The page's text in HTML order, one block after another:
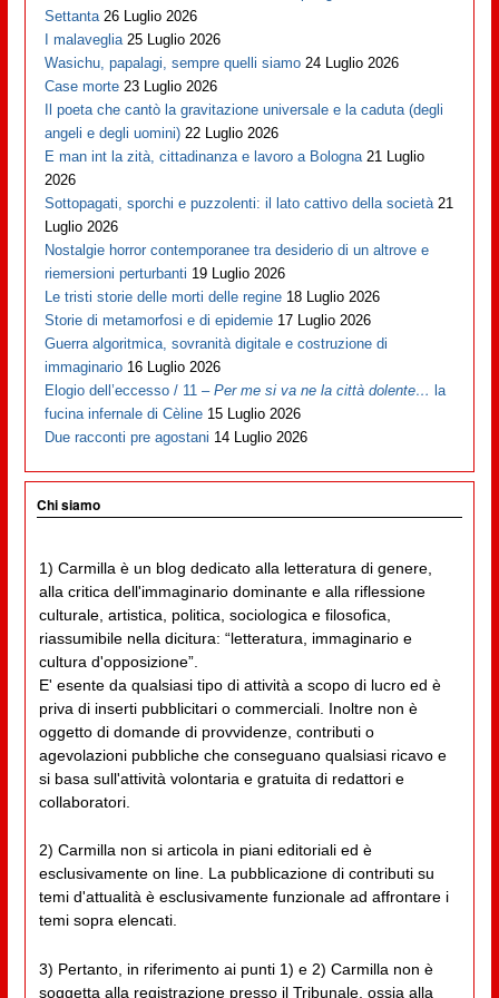
Settanta 26 Luglio 2026
I malaveglia 25 Luglio 2026
Wasichu, papalagi, sempre quelli siamo 24 Luglio 2026
Case morte 23 Luglio 2026
Il poeta che cantò la gravitazione universale e la caduta (degli
angeli e degli uomini) 22 Luglio 2026
E man int la zità, cittadinanza e lavoro a Bologna 21 Luglio
2026
Sottopagati, sporchi e puzzolenti: il lato cattivo della società 21
Luglio 2026
Nostalgie horror contemporanee tra desiderio di un altrove e
riemersioni perturbanti 19 Luglio 2026
Le tristi storie delle morti delle regine 18 Luglio 2026
Storie di metamorfosi e di epidemie 17 Luglio 2026
Guerra algoritmica, sovranità digitale e costruzione di
immaginario 16 Luglio 2026
Elogio dell’eccesso / 11 –Per me si va ne la città dolente… la
fucina infernale di Cèline 15 Luglio 2026
Due racconti pre agostani 14 Luglio 2026
Chi siamo
1) Carmilla è un blog dedicato alla letteratura di genere,
alla critica dell'immaginario dominante e alla riflessione
culturale, artistica, politica, sociologica e filosofica,
riassumibile nella dicitura: “letteratura, immaginario e
cultura d'opposizione”.
E' esente da qualsiasi tipo di attività a scopo di lucro ed è
priva di inserti pubblicitari o commerciali. Inoltre non è
oggetto di domande di provvidenze, contributi o
agevolazioni pubbliche che conseguano qualsiasi ricavo e
si basa sull'attività volontaria e gratuita di redattori e
collaboratori.
2) Carmilla non si articola in piani editoriali ed è
esclusivamente on line. La pubblicazione di contributi su
temi d'attualità è esclusivamente funzionale ad affrontare i
temi sopra elencati.
3) Pertanto, in riferimento ai punti 1) e 2) Carmilla non è
soggetta alla registrazione presso il Tribunale, ossia alla